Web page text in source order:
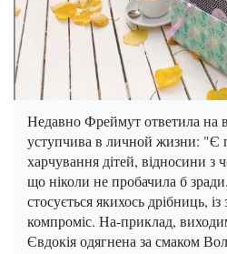
Недавно Фреймут ответила на
уступчива в личной жизни: "Є
харчування дітей, відносини з
що ніколи не пробачила б
стосується якихось дрібниць,
компроміс. На-приклад,
Євдокія одягнена за смаком